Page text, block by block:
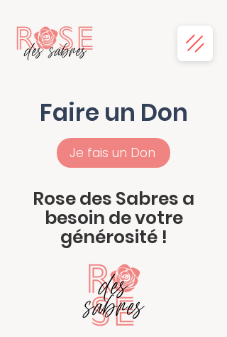
Faire un Don
Je fais un Don
Rose des Sabres a
besoin de votre
générosité !